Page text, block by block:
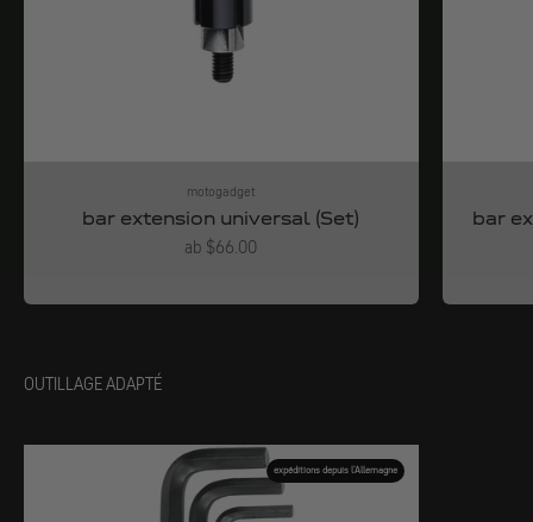
motogadget
bar extension universal (Set)
Angebot
ab $66.00
bar
OUTILLAGE ADAPTÉ
expéditions depuis l'Allemagne